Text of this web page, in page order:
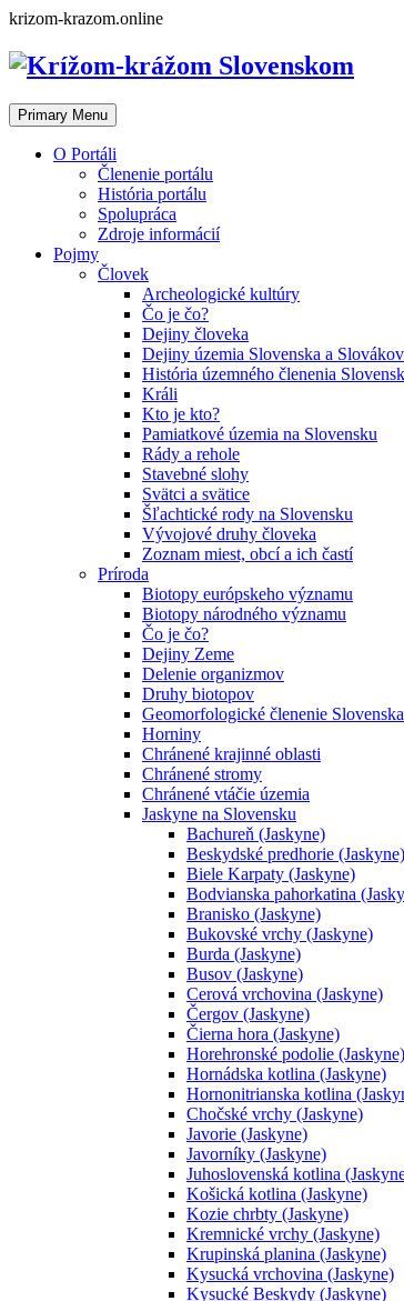
Skip
content
krizom-krazom.online
Primary Menu
O Portáli
Členenie portálu
História portálu
Spolupráca
Zdroje informácií
Pojmy
Človek
Archeologické kultúry
Čo je čo?
Dejiny človeka
Dejiny územia Slovenska a Slovákov
História územného členenia
Králi
Kto je kto?
Pamiatkové územia na Slovensku
Rády a rehole
Stavebné slohy
Svätci a svätice
Šľachtické rody na Slovensku
Vývojové druhy človeka
Zoznam miest, obcí a ich častí
Príroda
Biotopy európskeho významu
Biotopy národného významu
Čo je čo?
Dejiny Zeme
Delenie organizmov
Druhy biotopov
Geomorfologické členenie Slovenska
Horniny
Chránené krajinné oblasti
Chránené stromy
Chránené vtáčie územia
Jaskyne na Slovensku
Bachureň (Jaskyne)
Beskydské predhorie (Jaskyne)
Biele Karpaty (Jaskyne)
Bodvianska pahorkatina
Branisko (Jaskyne)
Bukovské vrchy (Jaskyne)
Burda (Jaskyne)
Busov (Jaskyne)
Cerová vrchovina (Jaskyne)
Čergov (Jaskyne)
Čierna hora (Jaskyne)
Horehronské podolie (Jaskyne)
Hornádska kotlina (Jaskyne)
Hornonitrianska kotlina
Chočské vrchy (Jaskyne)
Javorie (Jaskyne)
Javorníky (Jaskyne)
Juhoslovenská kotlina
Košická kotlina (Jaskyne)
Kozie chrbty (Jaskyne)
Kremnické vrchy (Jaskyne)
Krupinská planina (Jaskyne)
Kysucká vrchovina (Jaskyne)
Kysucké Beskydy (Jaskyne)